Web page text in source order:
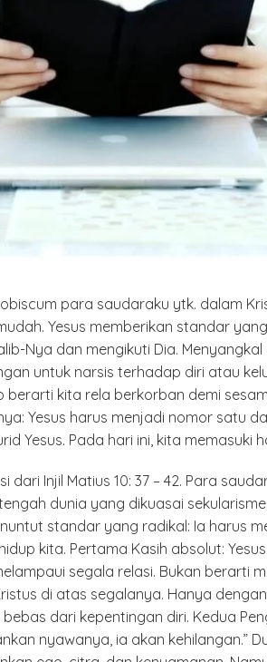
para saudaraku ytk. dalam
Yesus memberikan standar
Nya dan mengikuti Dia.
untuk narsis terhadap diri atau
berarti kita rela berkorban demi
Yesus harus menjadi nomor satu
Yesus. Pada hari ini, kita memasuki
dari Injil Matius 10: 37 – 42. Para
dunia yang dikuasai
standar yang radikal: Ia harus
kita. Pertama Kasih absolut:
segala relasi. Bukan berarti
di atas segalanya. Hanya
dari kepentingan diri. Kedua
nyawanya, ia akan kehilangan.”